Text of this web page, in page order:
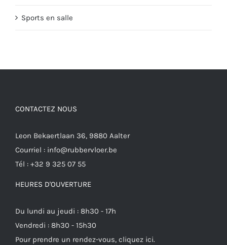
Sports en salle
CONTACTEZ NOUS
Leon Bekaertlaan 36, 9880 Aalter
Courriel : info@rubbervloer.be
Tél : +32 9 325 07 55
HEURES D'OUVERTURE
Du lundi au jeudi : 8h30 - 17h
Vendredi : 8h30 - 15h30
Pour prendre un rendez-vous, cliquez ici.